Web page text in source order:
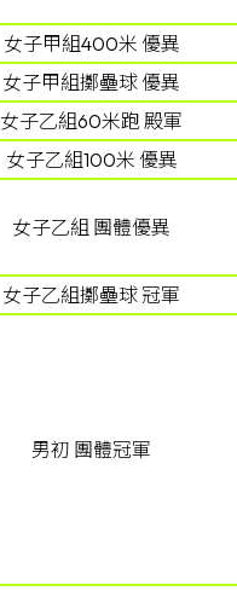
女子甲組400米 優異
女子甲組擲壘球 優異
女子乙組60米跑 殿軍
女子乙組100米 優異
女子乙組 團體優異
女子乙組擲壘球 冠軍
男初 團體冠軍